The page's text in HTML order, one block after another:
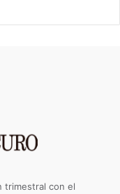
trimestral con el